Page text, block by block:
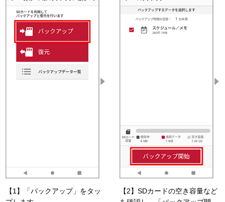
【1】「バックアップ」をタッ
【2】SDカードの空き容量など